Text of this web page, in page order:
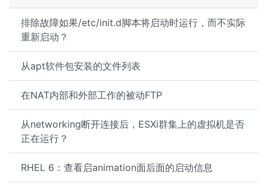
排除故障如果/etc/init.d脚本将启动时运行，而不实际
重新启动？
从apt软件包安装的文件列表
在NAT内部和外部工作的被动FTP
从networking断开连接后，ESXi群集上的虚拟机是否
正在运行？
RHEL 6：查看启animation面后面的启动信息